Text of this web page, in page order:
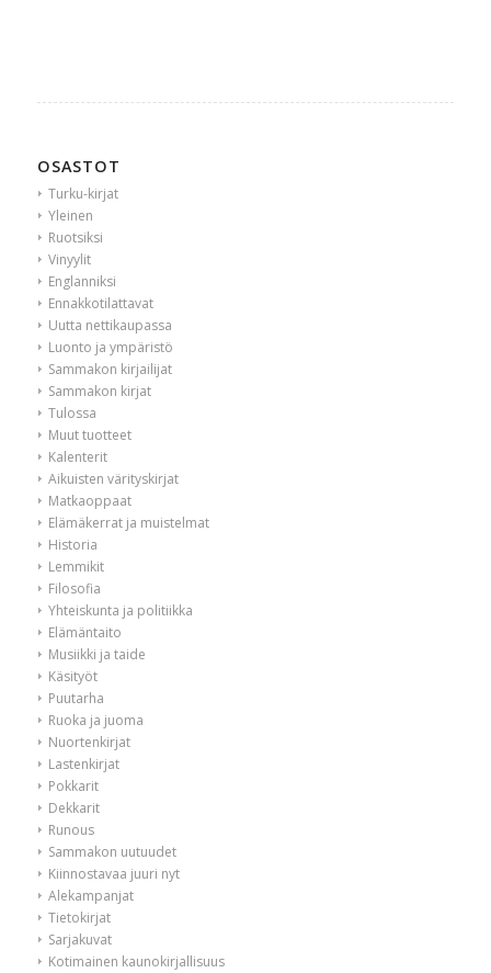
OSASTOT
Turku-kirjat
Yleinen
Ruotsiksi
Vinyylit
Englanniksi
Ennakkotilattavat
Uutta nettikaupassa
Luonto ja ympäristö
Sammakon kirjailijat
Sammakon kirjat
Tulossa
Muut tuotteet
Kalenterit
Aikuisten värityskirjat
Matkaoppaat
Elämäkerrat ja muistelmat
Historia
Lemmikit
Filosofia
Yhteiskunta ja politiikka
Elämäntaito
Musiikki ja taide
Käsityöt
Puutarha
Ruoka ja juoma
Nuortenkirjat
Lastenkirjat
Pokkarit
Dekkarit
Runous
Sammakon uutuudet
Kiinnostavaa juuri nyt
Alekampanjat
Tietokirjat
Sarjakuvat
Kotimainen kaunokirjallisuus